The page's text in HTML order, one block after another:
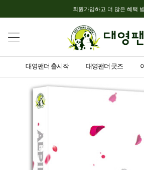
회원가입하고 더 많은 혜택
대영팬더 출시작 대영팬더 굿즈